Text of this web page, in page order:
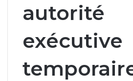
autorité
exécutive